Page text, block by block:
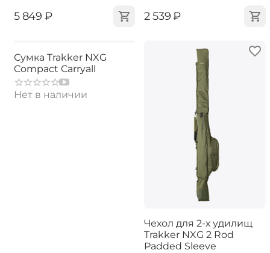
‍5 849‍ ₽ ‍2 539‍₽
Сумка Trakker NXG
Compact Carryall
Нет в наличии
Чехол для 2-х удилищ
Trakker NXG 2 Rod
Padded Sleeve